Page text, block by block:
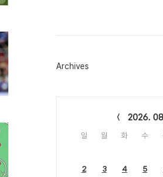
그
Archives
2026. 08
일 월 화 수
2
3 4 5